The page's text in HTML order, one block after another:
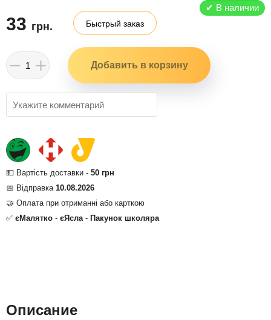
✔ В наличии
33 грн. Быстрый заказ
💵 Вартість доставки - 50 грн
📅 Відправка 10.08.2026
🤝 Оплата при отриманні або карткою
✅ єМалятко - єЯсла- Пакунок школяра
Описание